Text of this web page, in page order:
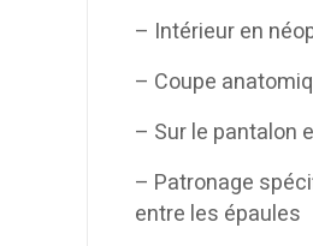
– Intérieur en
– Coupe
– Sur le pantalon
– Patronage
entre les épaules